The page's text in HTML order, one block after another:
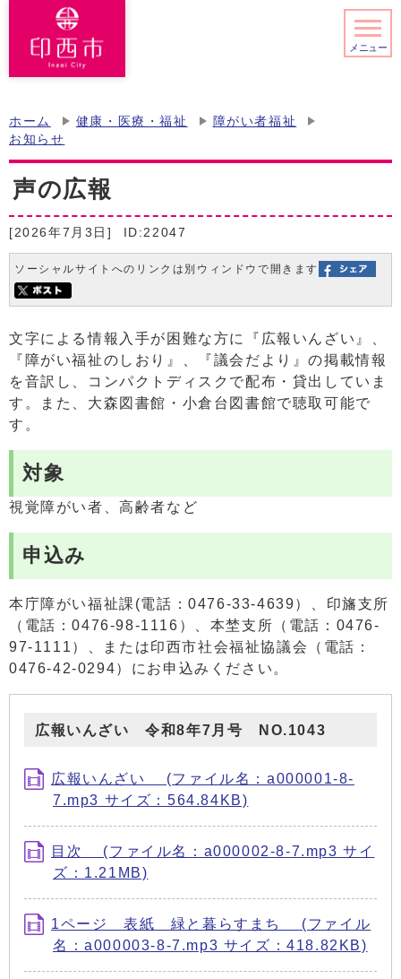
メニュー
ホーム 健康・医療・福祉
障がい者福祉
お知らせ
声の広報
[2026年7月3日] ID:22047
ソーシャルサイトへのリンクは別ウィンドウで開きます
文字による情報入手が困難な方に『広報いんざい』、
『障がい福祉のしおり』、『議会だより』の掲載情報
を音訳し、コンパクトディスクで配布・貸出していま
す。また、大森図書館・小倉台図書館で聴取可能で
す。
対象
視覚障がい者、高齢者など
申込み
本庁障がい福祉課(電話：0476-33-4639）、印旛支所
（電話：0476-98-1116）、本埜支所（電話：0476-
97-1111）、または印西市社会福祉協議会（電話：
0476-42-0294）にお申込みください。
広報いんざい 令和8年7月号 NO.1043
広報いんざい (ファイル名：a000001-8-
7.mp3 サイズ：564.84KB)
目次 (ファイル名：a000002-8-7.mp3 サイ
ズ：1.21MB)
1ページ 表紙 緑と暮らすまち (ファイル
名：a000003-8-7.mp3 サイズ：418.82KB)